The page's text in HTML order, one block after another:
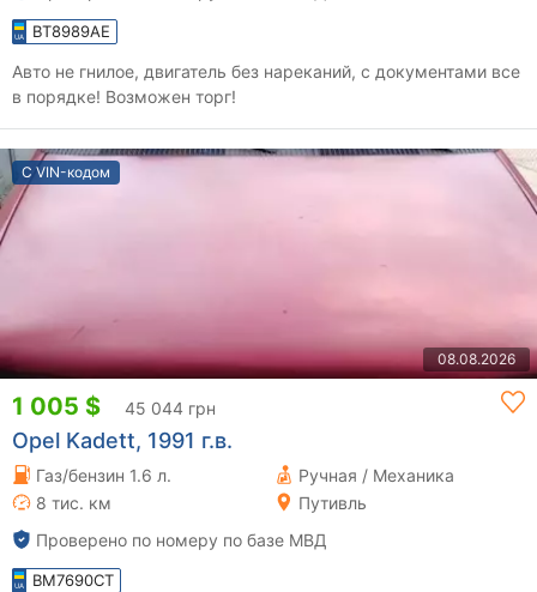
BT8989AE
Авто не гнилое, двигатель без нареканий, с документами все
в порядке! Возможен торг!
С VIN-кодом
08.08.2026
1 005 $ 45 044 грн
Opel Kadett, 1991 г.в.
Газ/бензин 1.6 л.
Ручная / Механика
8 тис. км
Путивль
Проверено по номеру по базе МВД
BM7690CT